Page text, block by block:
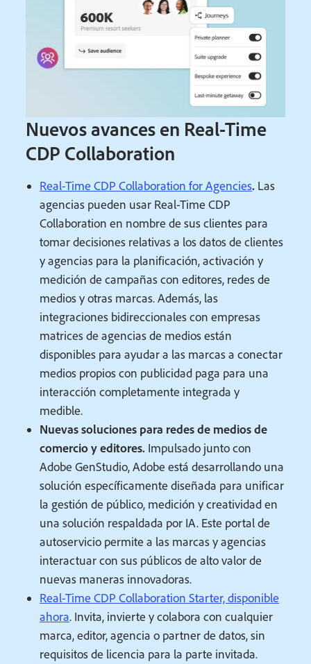
Nuevos avances en Real-Time
CDP Collaboration
Real-Time CDP Collaboration for Agencies. Las
agencias pueden usar Real-Time CDP
Collaboration en nombre de sus clientes para
tomar decisiones relativas a los datos de clientes
y agencias para la planificación, activación y
medición de campañas con editores, redes de
medios y otras marcas. Además, las
integraciones bidireccionales con empresas
matrices de agencias de medios están
disponibles para ayudar a las marcas a conectar
medios propios con publicidad paga para una
interacción completamente integrada y
medible.
Nuevas soluciones para redes de medios de
comercio y editores. Impulsado junto con
Adobe GenStudio, Adobe está desarrollando una
solución específicamente diseñada para unificar
la gestión de público, medición y creatividad en
una solución respaldada por IA. Este portal de
autoservicio permite a las marcas y agencias
interactuar con sus públicos de alto valor de
nuevas maneras innovadoras.
Real-Time CDP Collaboration Starter, disponible
ahora. Invita, invierte y colabora con cualquier
marca, editor, agencia o partner de datos, sin
requisitos de licencia para la parte invitada.